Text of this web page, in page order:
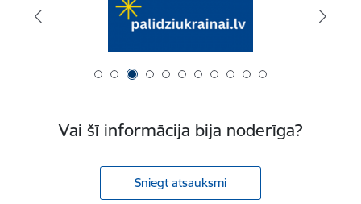
Vai šī informācija bija noderīga?
Sniegt atsauksmi